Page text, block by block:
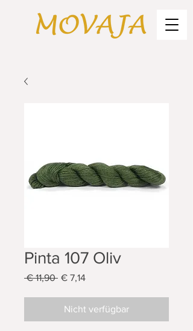
Pinta 107 Oliv
€ 11,90 Standardpreis
€ 7,14Sale-
Nicht verfügbar